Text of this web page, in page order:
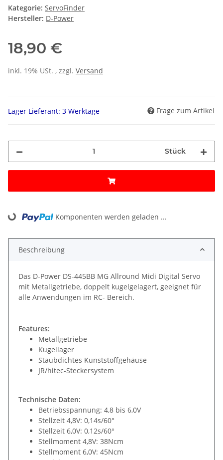
Kategorie: ServoFinder
Hersteller: D-Power
18,90 €
inkl. 19% USt. , zzgl. Versand
Lager Lieferant: 3 Werktage Frage zum Artikel
Stück
Loading... Komponenten werden geladen ...
Beschreibung
Das D-Power DS-445BB MG Allround Midi Digital Servo
mit Metallgetriebe, doppelt kugelgelagert, geeignet für
alle Anwendungen im RC- Bereich.
Features:
Metallgetriebe
Kugellager
Staubdichtes Kunststoffgehäuse
JR/hitec-Steckersystem
Technische Daten:
Betriebsspannung: 4,8 bis 6,0V
Stellzeit 4,8V: 0,14s/60°
Stellzeit 6,0V: 0,12s/60°
Stellmoment 4,8V: 38Ncm
Stellmoment 6,0V: 45Ncm